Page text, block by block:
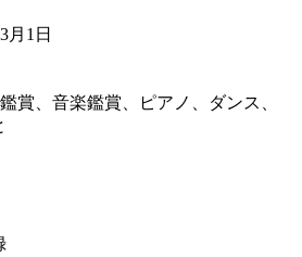
月1日
賞、音楽鑑賞、ピアノ、ダンス、